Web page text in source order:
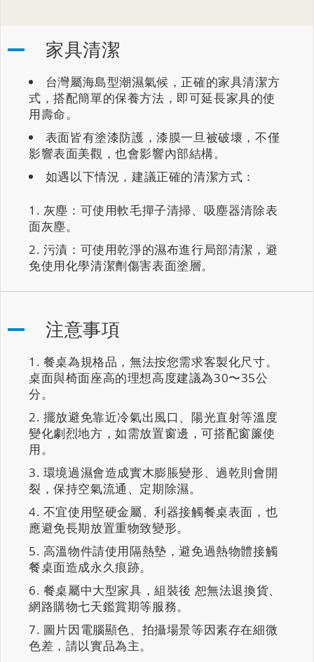
家具清潔
台灣屬海島型潮濕氣候，正確的家具清潔方
式，搭配簡單的保養方法，即可延長家具的使
用壽命。
表面皆有塗漆防護，漆膜一旦被破壞，不僅
影響表面美觀，也會影響內部結構。
如遇以下情況，建議正確的清潔方式：
灰塵：可使用軟毛撣子清掃、吸塵器清除表
面灰塵。
污漬：可使用乾淨的濕布進行局部清潔，避
免使用化學清潔劑傷害表面塗層。
注意事項
餐桌為規格品，無法按您需求客製化尺寸。
桌面與椅面座高的理想高度建議為30〜35公
分。
擺放避免靠近冷氣出風口、陽光直射等溫度
變化劇烈地方，如需放置窗邊，可搭配窗簾使
用。
環境過濕會造成實木膨脹變形、過乾則會開
裂，保持空氣流通、定期除濕。
不宜使用堅硬金屬、利器接觸餐桌表面，也
應避免長期放置重物致變形。
高溫物件請使用隔熱墊，避免過熱物體接觸
餐桌面造成永久痕跡。
餐桌屬中大型家具，組裝後 恕無法退換貨、
網路購物七天鑑賞期等服務。
圖片因電腦顯色、拍攝場景等因素存在細微
色差，請以實品為主。